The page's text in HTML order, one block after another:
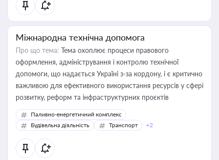
Міжнародна технічна допомога
Про що тема: Тема охоплює процеси правового
оформлення, адміністрування і контролю технічної
допомоги, що надається Україні з-за кордону, і є критично
важливою для ефективного використання ресурсів у сфері
розвитку, реформ та інфраструктурних проєктів
Паливно-енергетичний комплекс
Будівельна діяльність
Транспорт +2